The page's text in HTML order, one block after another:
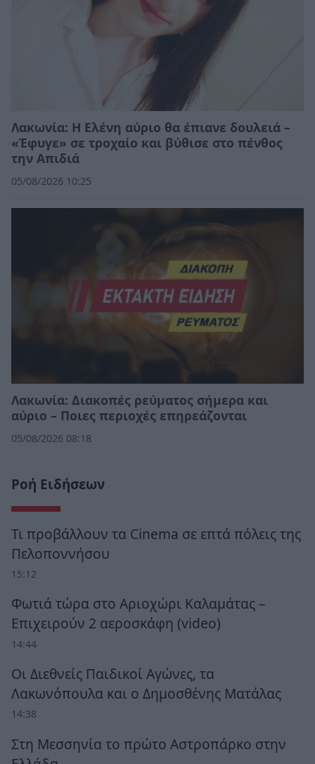
Λακωνία: Η Ελένη αύριο θα έπιανε δουλειά –
«Έφυγε» σε τροχαίο και βύθισε στο πένθος
την Απιδιά
05/08/2026 10:25
Λακωνία: Διακοπές ρεύματος σήμερα και
αύριο – Ποιες περιοχές επηρεάζονται
05/08/2026 08:18
Ροή Ειδήσεων
Τι προβάλλουν τα Cinema σε επτά πόλεις της
Πελοποννήσου
15:12
Φωτιά τώρα στο Αριοχώρι Καλαμάτας –
Επιχειρούν 2 αεροσκάφη (video)
14:44
Οι Διεθνείς Παιδικοί Αγώνες, τα
Λακωνόπουλα και ο Δημοσθένης Ματάλας
14:38
Στη Μεσσηνία το πρώτο Αστροπάρκο στην